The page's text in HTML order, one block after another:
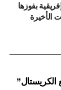
بفوزها
الأخيرة
الكريستال”